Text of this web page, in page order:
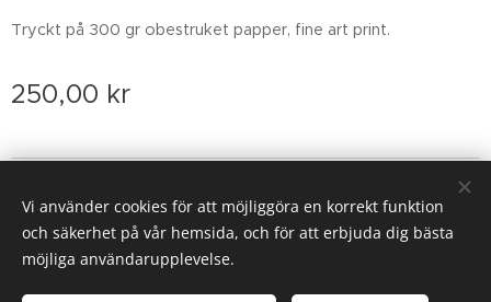
Tryckt på 300 gr obestruket papper, fine art print.
250,00 kr
Cookies
Vi använder cookies för att möjliggöra en korrekt funktion
och säkerhet på vår hemsida, och för att erbjuda dig bästa
möjliga användarupplevelse.